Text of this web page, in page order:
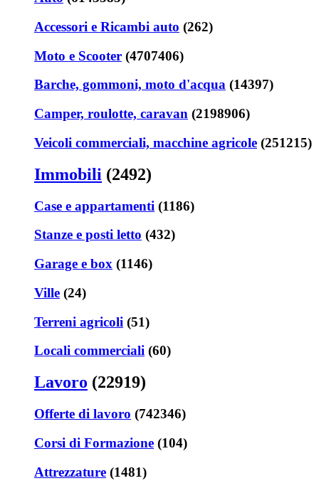
Accessori e Ricambi auto (262)
Moto e Scooter (4707406)
Barche, gommoni, moto d'acqua (14397)
Camper, roulotte, caravan (2198906)
Veicoli commerciali, macchine agricole (251215)
Immobili (2492)
Case e appartamenti (1186)
Stanze e posti letto (432)
Garage e box (1146)
Ville (24)
Terreni agricoli (51)
Locali commerciali (60)
Lavoro (22919)
Offerte di lavoro (742346)
Corsi di Formazione (104)
Attrezzature (1481)